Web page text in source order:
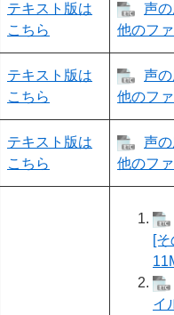
テキスト版は
こちら
声
他のフ
テキスト版は
こちら
声
他のフ
テキスト版は
こちら
声
他のフ
[
イ